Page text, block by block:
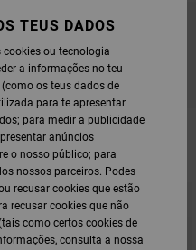
VOLTAM EM
NOVO PRODUTO
TEUS DADOS
ou tecnologia
a informações no teu
os teus dados de
para te apresentar
para medir a publicidade
anúncios
o nosso público; para
nossos parceiros. Podes
recusar cookies que estão
recusar cookies que não
como certos cookies de
consulta a nossa